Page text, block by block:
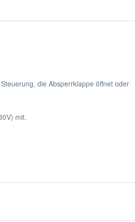
die Absperrklappe öffnet oder
mit.